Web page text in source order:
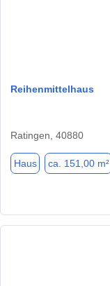
Reihenmittelhaus
Ratingen, 40880
Haus ca. 151,00 m²